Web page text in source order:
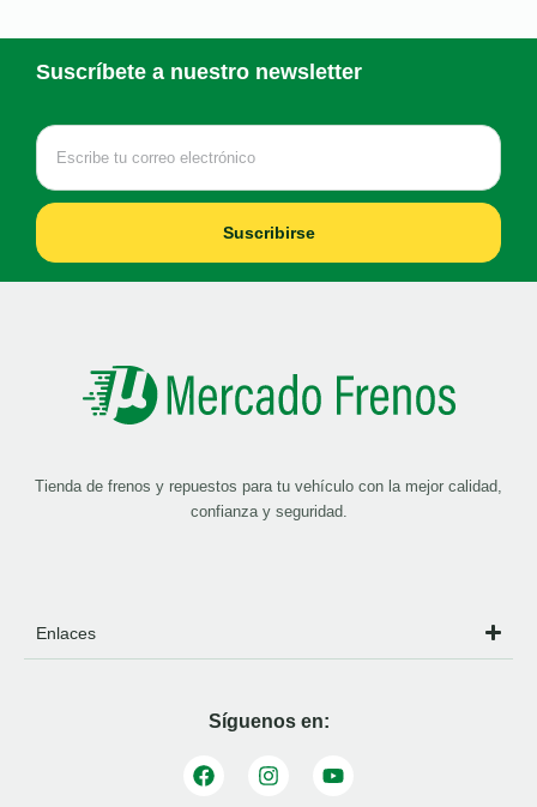
Suscríbete a nuestro newsletter
Suscribirse
Tienda de frenos y repuestos para tu vehículo con la mejor calidad,
confianza y seguridad.
Enlaces
Síguenos en: